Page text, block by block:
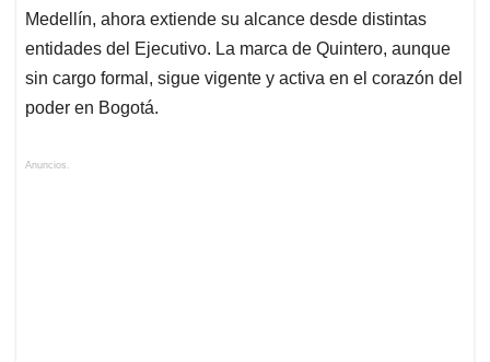
Medellín, ahora extiende su alcance desde distintas
entidades del Ejecutivo. La marca de Quintero, aunque
sin cargo formal, sigue vigente y activa en el corazón del
poder en Bogotá.
Anuncios.